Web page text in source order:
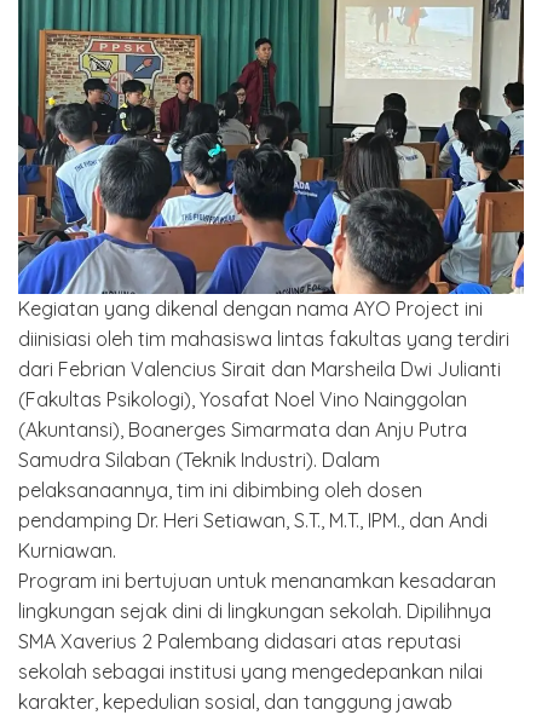
Kegiatan yang dikenal dengan nama AYO Project ini
diinisiasi oleh tim mahasiswa lintas fakultas yang terdiri
dari Febrian Valencius Sirait dan Marsheila Dwi Julianti
(Fakultas Psikologi), Yosafat Noel Vino Nainggolan
(Akuntansi), Boanerges Simarmata dan Anju Putra
Samudra Silaban (Teknik Industri). Dalam
pelaksanaannya, tim ini dibimbing oleh dosen
pendamping Dr. Heri Setiawan, S.T., M.T., IPM., dan Andi
Kurniawan.
Program ini bertujuan untuk menanamkan kesadaran
lingkungan sejak dini di lingkungan sekolah. Dipilihnya
SMA Xaverius 2 Palembang didasari atas reputasi
sekolah sebagai institusi yang mengedepankan nilai
karakter, kepedulian sosial, dan tanggung jawab